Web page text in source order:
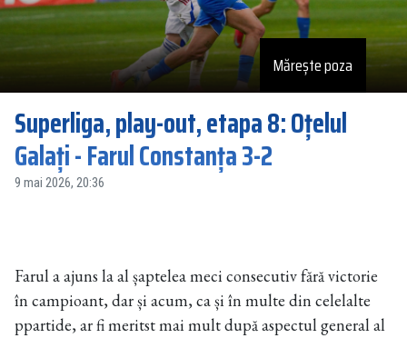
Mărește poza
Superliga, play-out, etapa 8: Oțelul
Galați - Farul Constanța 3-2
9 mai 2026, 20:36
Farul a ajuns la al șaptelea meci consecutiv fără victorie
în campioant, dar și acum, ca și în multe din celelalte
ppartide, ar fi meritst mai mult după aspectul general al